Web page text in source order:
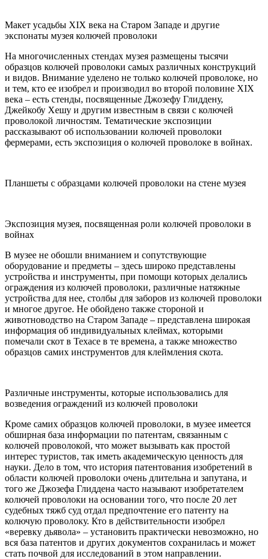
Макет усадьбы XIX века на Старом Западе и другие
экспонаты музея колючей проволоки
На многочисленных стендах музея размещены тысячи
образцов колючей проволоки самых различных конструкций
и видов. Внимание уделено не только колючей проволоке, но
и тем, кто ее изобрел и производил во второй половине XIX
века – есть стенды, посвященные Джозефу Глиддену,
Джейкобу Хешу и другим известным в связи с колючей
проволокой личностям. Тематические экспозиции
рассказывают об использовании колючей проволоки
фермерами, есть экспозиция о колючей проволоке в войнах.
Планшеты с образцами колючей проволоки на стене музея
Экспозиция музея, посвященная роли колючей проволоки в
войнах
В музее не обошли вниманием и сопутствующие
оборудование и предметы – здесь широко представлены
устройства и инструменты, при помощи которых делались
ограждения из колючей проволоки, различные натяжные
устройства для нее, столбы для заборов из колючей проволоки
и многое другое. Не обойдено также стороной и
животноводство на Старом Западе – представлена широкая
информация об индивидуальных клеймах, которыми
помечали скот в Техасе в те времена, а также множество
образцов самих инструментов для клеймления скота.
Различные инструменты, которые использовались для
возведения ограждений из колючей проволоки
Кроме самих образцов колючей проволоки, в музее имеется
обширная база информации по патентам, связанным с
колючей проволокой, что может вызывать как простой
интерес туристов, так иметь академическую ценность для
науки. Дело в том, что история патентования изобретений в
области колючей проволоки очень длительна и запутана, и
того же Джозефа Глиддена часто называют изобретателем
колючей проволоки на основании того, что после 20 лет
судебных тяжб суд отдал предпочтение его патенту на
колючую проволоку. Кто в действительности изобрел
«веревку дьявола» – установить практически невозможно, но
вся база патентов и других документов сохранилась и может
стать почвой для исследований в этом направлении.